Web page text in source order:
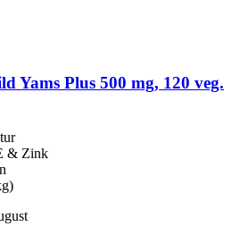
Yams Plus 500 mg, 120 veg.
& Zink